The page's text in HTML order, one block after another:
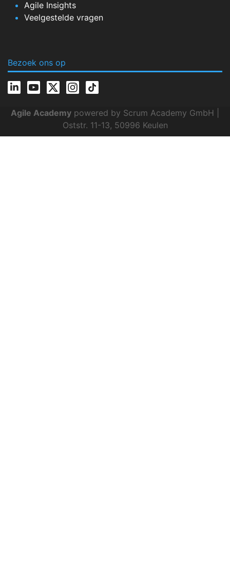
Agile Insights
Veelgestelde vragen
Bezoek ons op
Agile Academy powered by Scrum Academy GmbH |
Oststr. 11-13, 50996 Keulen